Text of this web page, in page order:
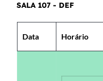
SALA 107 - DEF
Data Horário